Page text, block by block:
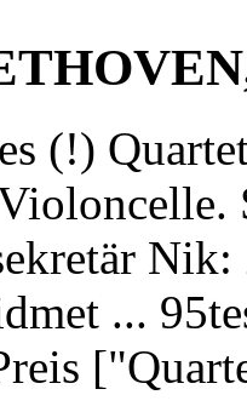
(!)
Nik:
...